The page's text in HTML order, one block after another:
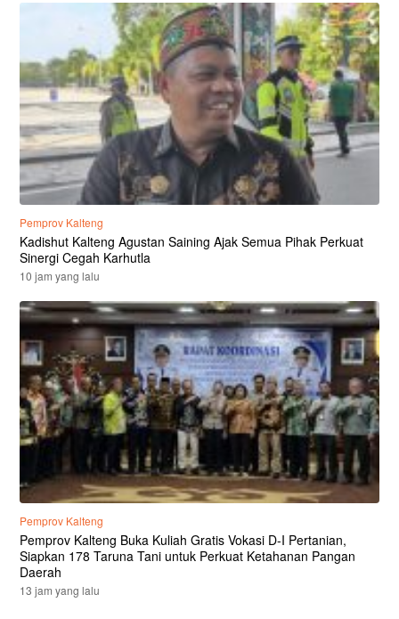
Pemprov Kalteng
Kadishut Kalteng Agustan Saining Ajak Semua Pihak Perkuat
Sinergi Cegah Karhutla
10 jam yang lalu
Pemprov Kalteng
Pemprov Kalteng Buka Kuliah Gratis Vokasi D-I Pertanian,
Siapkan 178 Taruna Tani untuk Perkuat Ketahanan Pangan
Daerah
13 jam yang lalu